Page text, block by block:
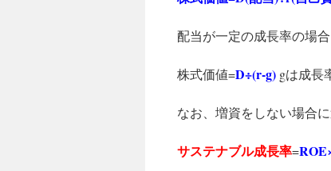
配当が一定の成長率の場合
株式価値=D÷(r-g) gは成長
なお、増資をしない場合
サステナブル成長率=